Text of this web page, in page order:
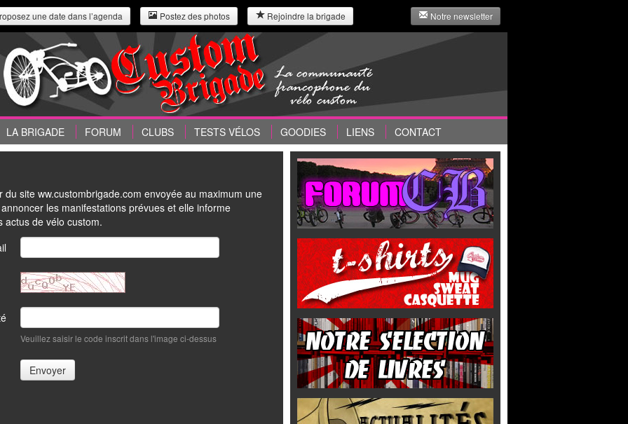
une date dans l’agenda Postez des photos Rejoindre la brigade Notre newsletter
LA BRIGADE FORUM CLUBS TESTS VÉLOS GOODIES LIENS CONTACT
du site ww.custombrigade.com envoyée au maximum une
les manifestations prévues et elle informe
actus de vélo custom.
Veuillez saisir le code inscrit dans l'image ci-dessus